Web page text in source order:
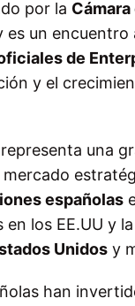
por la
es un
de
y el
una
españolas
los EE.UU y
Unidos y
han